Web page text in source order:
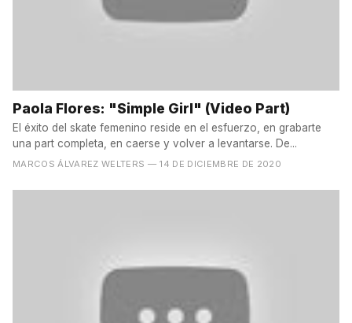
Paola Flores: "Simple Girl" (Video Part)
El éxito del skate femenino reside en el esfuerzo, en grabarte
una part completa, en caerse y volver a levantarse. De...
MARCOS ÁLVAREZ WELTERS — 14 DE DICIEMBRE DE 2020